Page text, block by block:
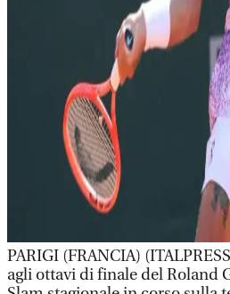
PARIGI (FRANCIA)
agli ottavi di finale del Roland